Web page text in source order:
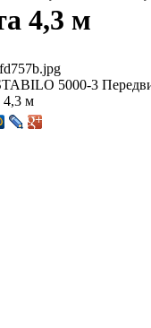
4,3 м
5000-3
4,3 м